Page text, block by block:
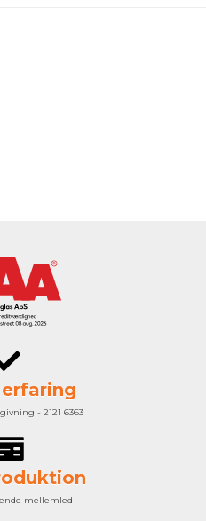
- 2121 6363
mellemled